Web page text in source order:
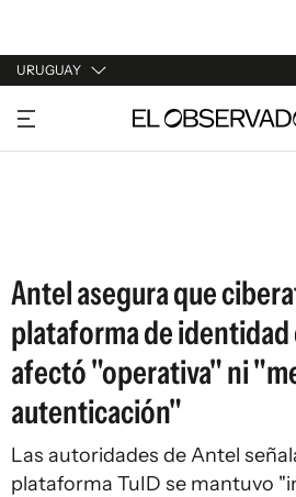
URUGUAY
URUGUAY
ARGENTINA
Antel asegura que
plataforma de
afectó "operativa" ni
autenticación"
Las autoridades de Antel
plataforma TuID se mantuvo